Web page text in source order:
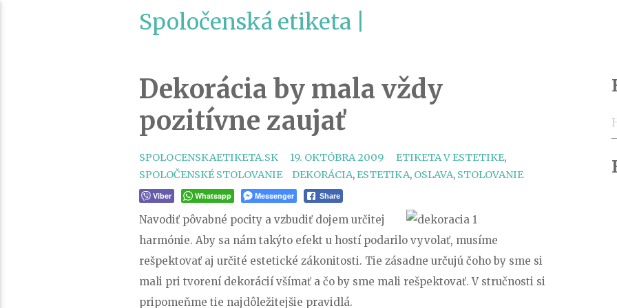
Spoločenská etiketa |
Dekorácia by mala vždy
pozitívne zaujať
SPOLOCENSKAETIKETA.SK 19. OKTÓBRA 2009 CATEGORIES
ETIKETA V ESTETIKE,
SPOLOČENSKÉ STOLOVANIE
TAGS
DEKORÁCIA,ESTETIKA, OSLAVA, STOLOVANIE
Viber Whatsapp Messenger Share
Navodiť pôvabné pocity a vzbudiť dojem určitej
harmónie. Aby sa nám takýto efekt u hostí podarilo vyvolať, musíme
rešpektovať aj určité estetické zákonitosti. Tie zásadne určujú čoho by sme si
mali pri tvorení dekorácií všímať a čo by sme mali rešpektovať. V stručnosti si
pripomeňme tie najdôležitejšie pravidlá.